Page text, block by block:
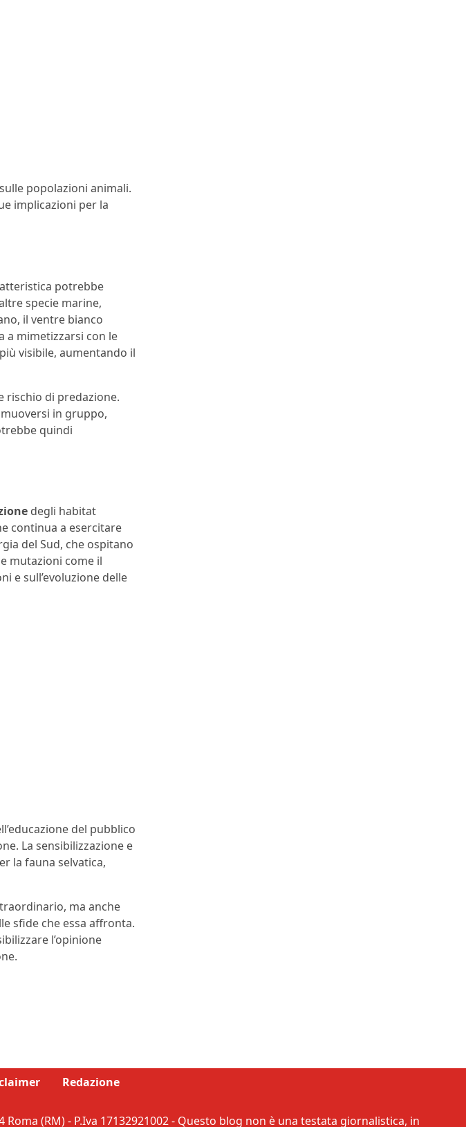
popolazioni animali.
implicazioni per la
potrebbe
specie marine,
il ventre bianco
a mimetizzarsi con le
visibile, aumentando il
rischio di predazione.
in gruppo,
quindi
degli habitat
continua a esercitare
del Sud, che ospitano
mutazioni come il
e sull’evoluzione delle
del pubblico
La sensibilizzazione e
la fauna selvatica,
ma anche
sfide che essa affronta.
l’opinione
Redazione
(RM) - P.Iva 17132921002 - Questo blog non è una testata giornalistica, in